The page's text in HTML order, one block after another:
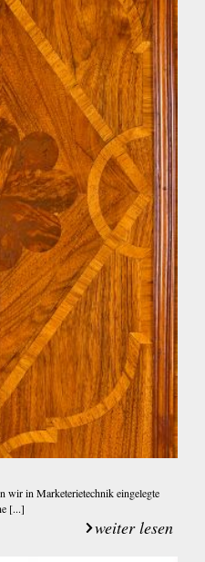
wir in Marketerietechnik eingelegte
[...]
weiter lesen